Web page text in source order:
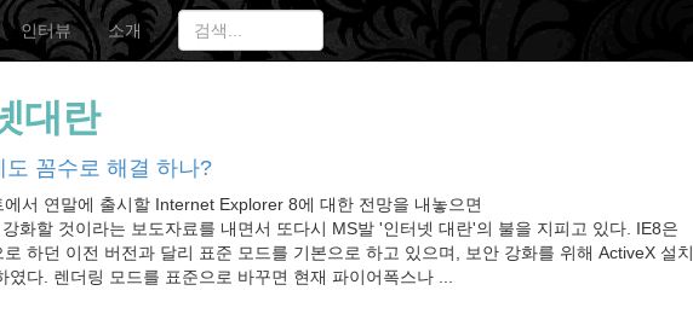
인터뷰 소개
대란
도 꼼수로 해결 하나?
서 연말에 출시할 Internet Explorer 8에 대한 전망을 내놓으면
화할 것이라는 보도자료를 내면서 또다시 MS발 '인터넷 대란'의 불을 지피고 있다. IE8은
하던 이전 버전과 달리 표준 모드를 기본으로 하고 있으며, 보안 강화를 위해 ActiveX 설치
였다. 렌더링 모드를 표준으로 바꾸면 현재 파이어폭스나 ...